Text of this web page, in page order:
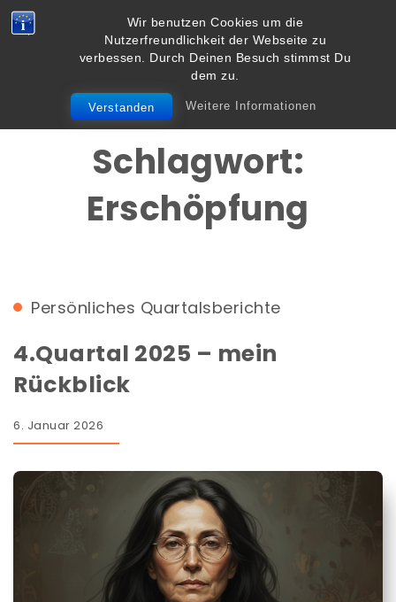
Wir benutzen Cookies um die
Nutzerfreundlichkeit der Webseite zu
verbessen. Durch Deinen Besuch stimmst Du
dem zu.
Verstanden Weitere Informationen
Skip to content
Vielbegabt.de
Toggle
navigation
Schlagwort:
Erschöpfung
Persönliches Quartalsberichte
4.Quartal 2025 – mein
Rückblick
6. Januar 2026